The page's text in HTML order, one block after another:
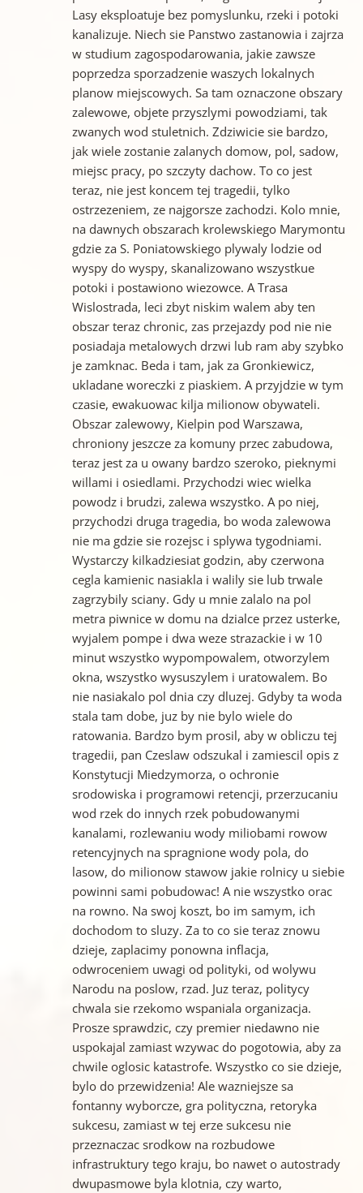
Lasy eksploatuje bez pomyslunku, rzeki i potoki
kanalizuje. Niech sie Panstwo zastanowia i zajrza
w studium zagospodarowania, jakie zawsze
poprzedza sporzadzenie waszych lokalnych
planow miejscowych. Sa tam oznaczone obszary
zalewowe, objete przyszlymi powodziami, tak
zwanych wod stuletnich. Zdziwicie sie bardzo,
jak wiele zostanie zalanych domow, pol, sadow,
miejsc pracy, po szczyty dachow. To co jest
teraz, nie jest koncem tej tragedii, tylko
ostrzezeniem, ze najgorsze zachodzi. Kolo mnie,
na dawnych obszarach krolewskiego Marymontu
gdzie za S. Poniatowskiego plywaly lodzie od
wyspy do wyspy, skanalizowano wszystkue
potoki i postawiono wiezowce. A Trasa
Wislostrada, leci zbyt niskim walem aby ten
obszar teraz chronic, zas przejazdy pod nie nie
posiadaja metalowych drzwi lub ram aby szybko
je zamknac. Beda i tam, jak za Gronkiewicz,
ukladane woreczki z piaskiem. A przyjdzie w tym
czasie, ewakuowac kilja milionow obywateli.
Obszar zalewowy, Kielpin pod Warszawa,
chroniony jeszcze za komuny przec zabudowa,
teraz jest za u owany bardzo szeroko, pieknymi
willami i osiedlami. Przychodzi wiec wielka
powodz i brudzi, zalewa wszystko. A po niej,
przychodzi druga tragedia, bo woda zalewowa
nie ma gdzie sie rozejsc i splywa tygodniami.
Wystarczy kilkadziesiat godzin, aby czerwona
cegla kamienic nasiakla i walily sie lub trwale
zagrzybily sciany. Gdy u mnie zalalo na pol
metra piwnice w domu na dzialce przez usterke,
wyjalem pompe i dwa weze strazackie i w 10
minut wszystko wypompowalem, otworzylem
okna, wszystko wysuszylem i uratowalem. Bo
nie nasiakalo pol dnia czy dluzej. Gdyby ta woda
stala tam dobe, juz by nie bylo wiele do
ratowania. Bardzo bym prosil, aby w obliczu tej
tragedii, pan Czeslaw odszukal i zamiescil opis z
Konstytucji Miedzymorza, o ochronie
srodowiska i programowi retencji, przerzucaniu
wod rzek do innych rzek pobudowanymi
kanalami, rozlewaniu wody miliobami rowow
retencyjnych na spragnione wody pola, do
lasow, do milionow stawow jakie rolnicy u siebie
powinni sami pobudowac! A nie wszystko orac
na rowno. Na swoj koszt, bo im samym, ich
dochodom to sluzy. Za to co sie teraz znowu
dzieje, zaplacimy ponowna inflacja,
odwroceniem uwagi od polityki, od wolywu
Narodu na poslow, rzad. Juz teraz, politycy
chwala sie rzekomo wspaniala organizacja.
Prosze sprawdzic, czy premier niedawno nie
uspokajal zamiast wzywac do pogotowia, aby za
chwile oglosic katastrofe. Wszystko co sie dzieje,
bylo do przewidzenia! Ale wazniejsze sa
fontanny wyborcze, gra polityczna, retoryka
sukcesu, zamiast w tej erze sukcesu nie
przeznaczac srodkow na rozbudowe
infrastruktury tego kraju, bo nawet o autostrady
dwupasmowe byla klotnia, czy warto,